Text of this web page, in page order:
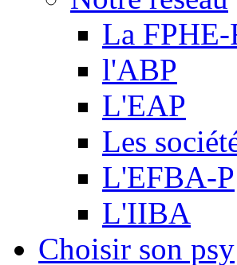
La
l'ABP
L'EAP
Les
L'EFBA-P
L'IIBA
Choisir son psy